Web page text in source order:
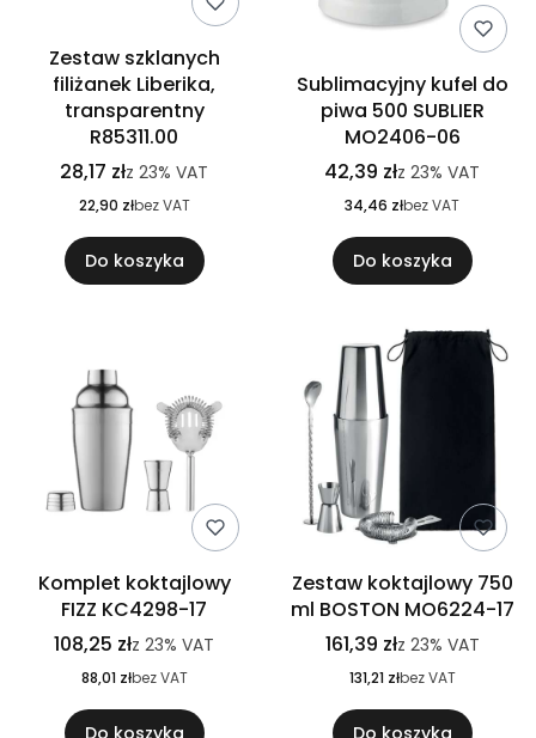
Zestaw szklanych
filiżanek Liberika,
transparentny
R85311.00
28,17 złz 23% VAT
22,90 złbez VAT
Do koszyka
Sublimacyjny kufel do
piwa 500 SUBLIER
MO2406-06
42,39 złz 23% VAT
34,46 złbez VAT
Do koszyka
Komplet koktajlowy
FIZZ KC4298-17
108,25 złz 23% VAT
88,01 złbez VAT
Zestaw koktajlowy 750
ml BOSTON MO6224-17
161,39 złz 23% VAT
131,21 złbez VAT